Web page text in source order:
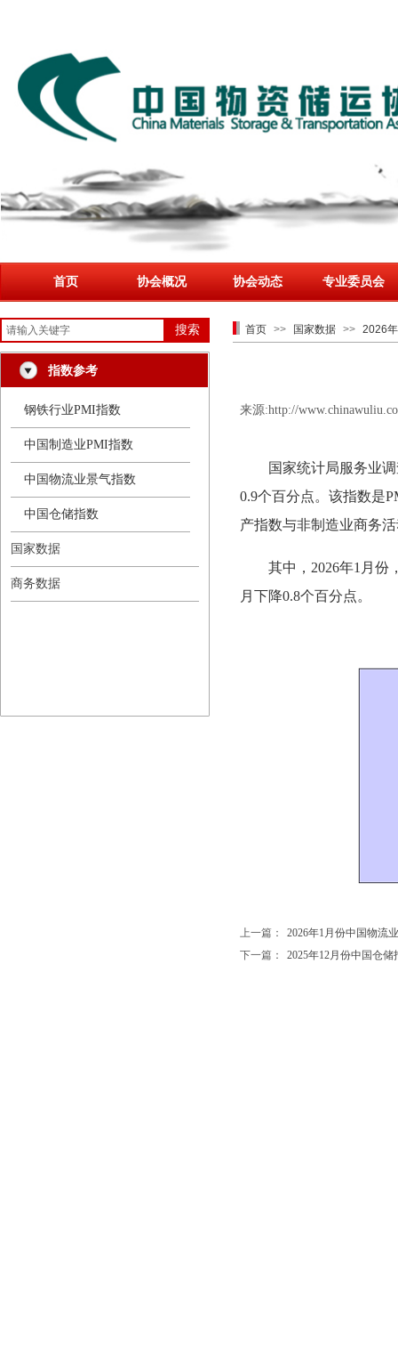
首页 协会概况 协会动态 专业委员会
搜索 首页 >> 国家数据 >> 2026
指数参考
来源:http://
国家统计局服务业
0.9个百分点。该指数是
产指数与非制造业商务
其中，2026年1月份
月下降0.8个百分点。
上一篇：
2026年1月份中国物流
下一篇：
2025年12月份中国仓储
钢铁行业PMI指数
中国制造业PMI指数
中国物流业景气指数
中国仓储指数
国家数据
商务数据